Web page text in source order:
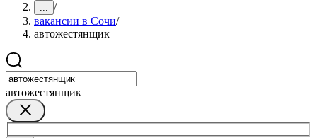
... /
вакансии в Сочи/
автожестянщик
автожестянщик